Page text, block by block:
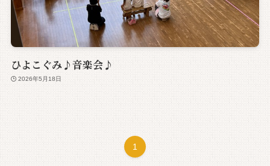
ひよこぐみ♪音楽会♪
2026年5月18日
1